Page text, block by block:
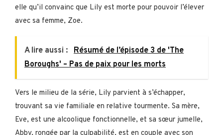
elle qu’il convainc que Lily est morte pour pouvoir l’élever
avec sa femme, Zoe.
A lire aussi : Résumé de l’épisode 3 de 'The
Boroughs' – Pas de paix pour les morts
Vers le milieu de la série, Lily parvient à s’échapper,
trouvant sa vie familiale en relative tourmente. Sa mère,
Eve, est une alcoolique fonctionnelle, et sa sœur jumelle,